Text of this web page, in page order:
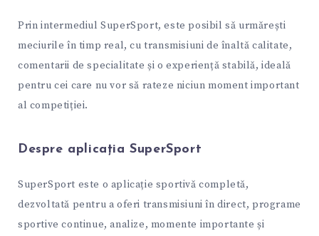
Prin intermediul SuperSport, este posibil să urmărești
meciurile în timp real, cu transmisiuni de înaltă calitate,
comentarii de specialitate și o experiență stabilă, ideală
pentru cei care nu vor să rateze niciun moment important
al competiției.
Despre aplicația SuperSport
SuperSport este o aplicație sportivă completă,
dezvoltată pentru a oferi transmisiuni în direct, programe
sportive continue, analize, momente importante și